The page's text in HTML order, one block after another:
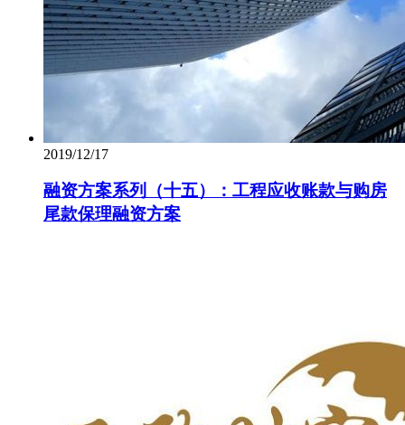
2019/12/17
融资方案系列（十五）：工程应收账款与购房
尾款保理融资方案